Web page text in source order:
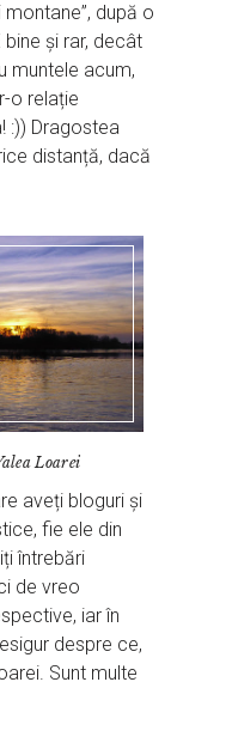
după o
și rar, decât
muntele acum,
o relație
:)) Dragostea
distanță, dacă
Loarei
aveți bloguri și
fie ele din
întrebări
de vreo
iar în
despre ce,
Sunt multe